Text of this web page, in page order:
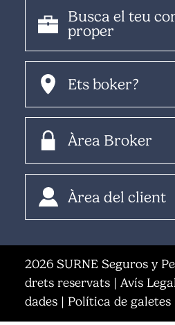
Busca el teu
proper
Ets boker?
Àrea Broker
Àrea del client
2026 SURNE Seguros y
drets reservats | Avís
dades | Política de galetes